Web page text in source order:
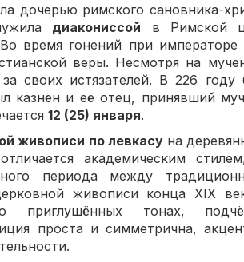
дочерью римского сановника-
диакониссой в Римской
время гонений при императоре
веры. Несмотря на
своих истязателей. В 226 году
казнён и её отец, принявший
12 (25) января.
живописи по левкасуна
академическим
периода между
живописи конца XIX
тонах,
проста и симметрична,